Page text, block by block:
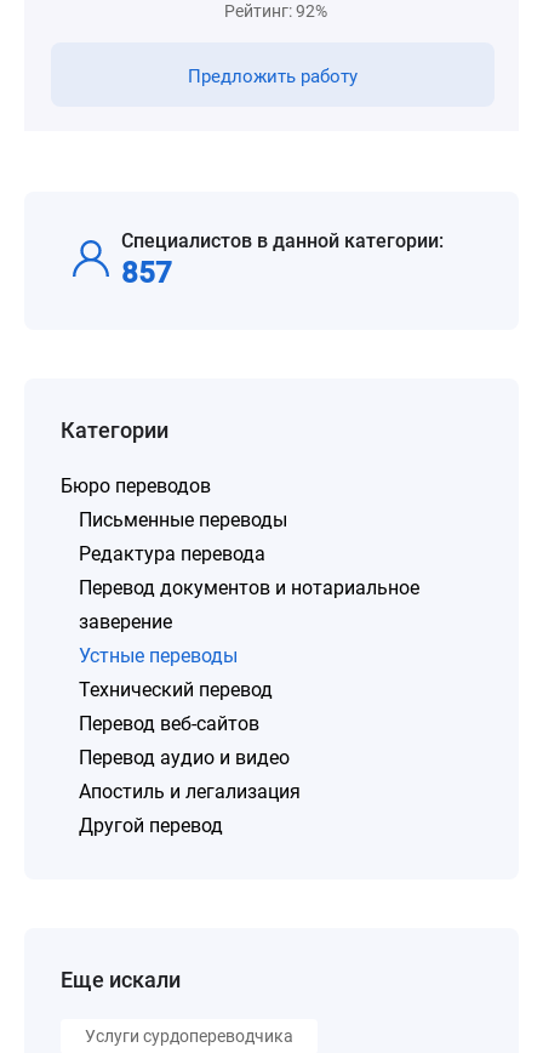
Рейтинг: 92%
Предложить работу
Специалистов в данной категории:
857
Категории
Бюро переводов
Письменные переводы
Редактура перевода
Перевод документов и нотариальное
заверение
Устные переводы
Технический перевод
Перевод веб-сайтов
Перевод аудио и видео
Апостиль и легализация
Другой перевод
Еще искали
Услуги сурдопереводчика